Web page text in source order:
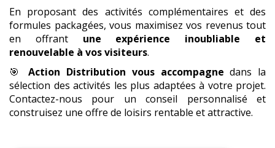
En proposant des activités complémentaires et des
formules packagées, vous maximisez vos revenus tout
en offrant une expérience inoubliable et
renouvelable à vos visiteurs.
🎯Action Distribution vous accompagne dans la
sélection des activités les plus adaptées à votre projet.
Contactez-nous pour un conseil personnalisé et
construisez une offre de loisirs rentable et attractive.